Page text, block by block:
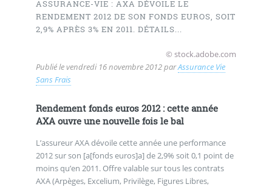
ASSURANCE-VIE : AXA DÉVOILE LE
RENDEMENT 2012 DE SON FONDS EUROS, SOIT
2,9% APRÈS 3% EN 2011. DÉTAILS...
© stock.adobe.com
Publié levendredi 16 novembre 2012parAssurance Vie
Sans Frais
Rendement fonds euros 2012 : cette année
AXA ouvre une nouvelle fois le bal
L’assureur AXA dévoile cette année une performance
2012 sur son [a[fonds euros]a] de 2,9% soit 0,1 point de
moins qu’en 2011. Offre valable sur tous les contrats
AXA (Arpèges, Excelium, Privilège, Figures Libres,